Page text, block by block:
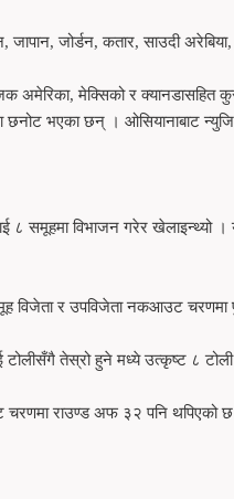
जापान, जोर्डन, कतार, साउदी
अमेरिका, मेक्सिको र क्यानडासहित
छनोट भएका छन् । ओसियानाबाट
८ समूहमा विभाजन गरेर
विजेता र उपविजेता नकआउट चरणमा
तेस्रो हुने मध्ये उत्कृष्ट ८
राउण्ड अफ ३२ पनि थपिएको